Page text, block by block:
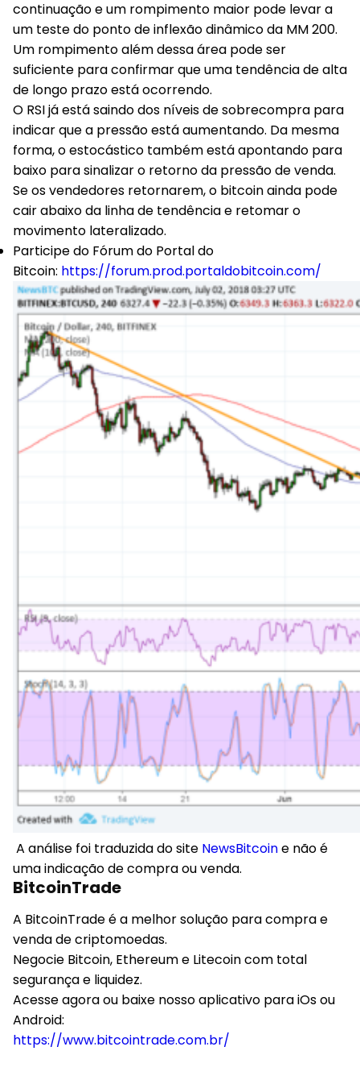
continuação e um rompimento maior pode levar a
um teste do ponto de inflexão dinâmico da MM 200.
Um rompimento além dessa área pode ser
suficiente para confirmar que uma tendência de alta
de longo prazo está ocorrendo.
O RSI já está saindo dos níveis de sobrecompra para
indicar que a pressão está aumentando. Da mesma
forma, o estocástico também está apontando para
baixo para sinalizar o retorno da pressão de venda.
Se os vendedores retornarem, o bitcoin ainda pode
cair abaixo da linha de tendência e retomar o
movimento lateralizado.
Participe do Fórum do Portal do
Bitcoin: https://forum.prod.portaldobitcoin.com/
A análise foi traduzida do site NewsBitcoine não é
uma indicação de compra ou venda.
BitcoinTrade
A BitcoinTrade é a melhor solução para compra e
venda de criptomoedas.
Negocie Bitcoin, Ethereum e Litecoin com total
segurança e liquidez.
Acesse agora ou baixe nosso aplicativo para iOs ou
Android:
https://www.bitcointrade.com.br/